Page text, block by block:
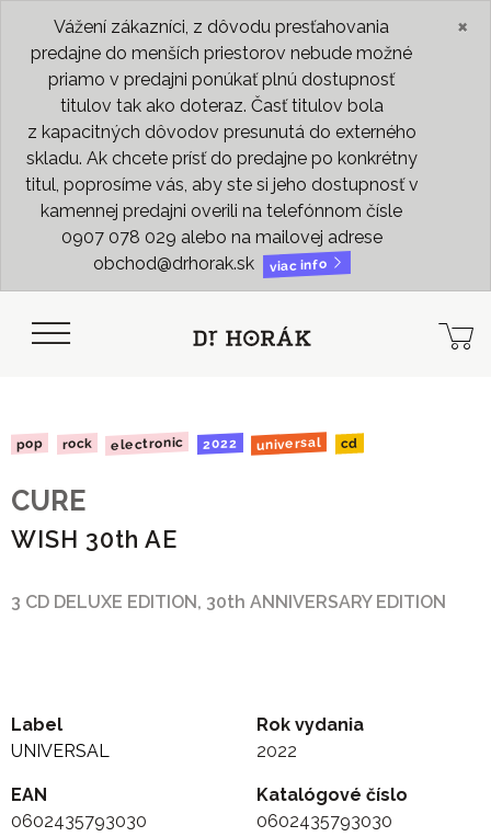
Vážení zákazníci, z dôvodu presťahovania
predajne do menších priestorov nebude možné
priamo v predajni ponúkať plnú dostupnosť
titulov tak ako doteraz. Časť titulov bola
z kapacitných dôvodov presunutá do externého
skladu. Ak chcete prísť do predajne po konkrétny
titul, poprosíme vás, aby ste si jeho dostupnosť v
kamennej predajni overili na telefónnom čísle
0907 078 029 alebo na mailovej adrese
obchod@drhorak.sk
viac info
×
pop rock electronic 2022 universal cd
CURE
WISH 30th AE
3 CD DELUXE EDITION, 30th ANNIVERSARY EDITION
Label
UNIVERSAL
Rok vydania
2022
EAN
0602435793030
Katalógové číslo
0602435793030